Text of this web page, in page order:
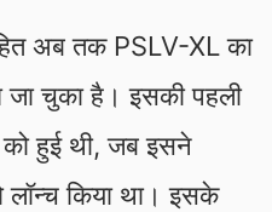
अब तक PSLV-XL का
जा चुका है। इसकी पहली
हुई थी, जब इसने
लॉन्च किया था। इसके